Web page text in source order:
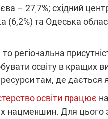
– 27,7%; східний
(6,2%) та Одеська
регіональна
освіту в
там, де дається
освіти працює
нацменшин. Для цього